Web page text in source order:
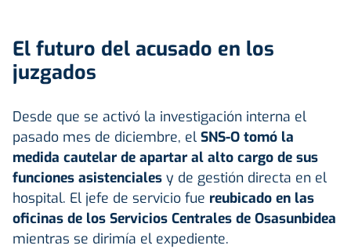
El futuro del acusado en los
juzgados
Desde que se activó la investigación interna el
pasado mes de diciembre, el SNS-O tomó la
medida cautelar de apartar al alto cargo de sus
funciones asistenciales y de gestión directa en el
hospital. El jefe de servicio fue reubicado en las
oficinas de los Servicios Centrales de Osasunbidea
mientras se dirimía el expediente.